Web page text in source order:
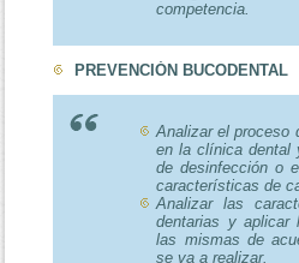
competencia.
PREVENCIÓN BUCODENTAL
Analizar el proceso
en la clínica dental
de desinfección o
características de
Analizar las
dentarias y aplicar
las mismas de
se va a realizar.